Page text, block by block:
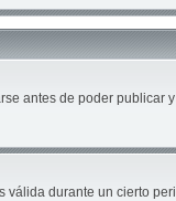
antes de poder publicar
válida durante un cierto